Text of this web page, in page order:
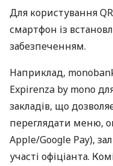
Для користування
смартфон із
забезпеченням.
Наприклад,
Expirenza by mono
закладів, що
переглядати меню,
Apple/Google Pay),
участі офіціанта.